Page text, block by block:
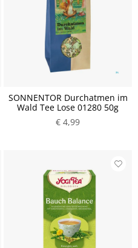
SONNENTOR Durchatmen im
Wald Tee Lose 01280 50g
€ 4,99